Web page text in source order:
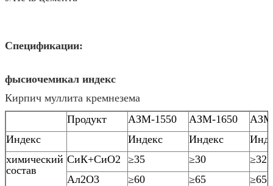
Спецификации:
фысиочемикал индекс
Кирпич муллита кремнезема
Продукт
АЗМ-1550 АЗМ-1650
Индекс
Индекс Индекс
химический
состав
СиК+СиО2 ≥35 ≥30
≥32
Ал2О3
≥60 ≥65
≥65